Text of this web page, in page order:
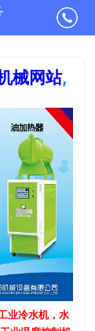
械网站,
业冷水机，水